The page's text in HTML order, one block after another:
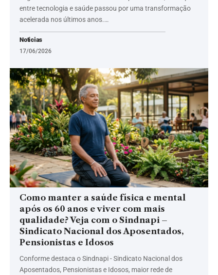
entre tecnologia e saúde passou por uma transformação
acelerada nos últimos anos.…
Noticias
17/06/2026
Como manter a saúde física e mental
após os 60 anos e viver com mais
qualidade? Veja com o Sindnapi –
Sindicato Nacional dos Aposentados,
Pensionistas e Idosos
Conforme destaca o Sindnapi - Sindicato Nacional dos
Aposentados, Pensionistas e Idosos, maior rede de